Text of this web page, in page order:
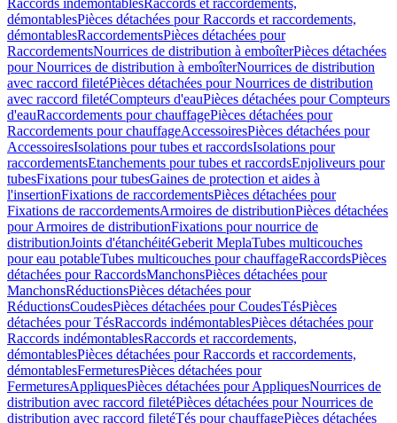
Raccords indémontablesRaccords et raccordements,
démontablesPièces détachées pour Raccords et raccordements,
démontablesRaccordementsPièces détachées pour
RaccordementsNourrices de distribution à emboîterPièces détachées
pour Nourrices de distribution à emboîterNourrices de distribution
avec raccord filetéPièces détachées pour Nourrices de distribution
avec raccord filetéCompteurs d'eauPièces détachées pour Compteurs
d'eauRaccordements pour chauffagePièces détachées pour
Raccordements pour chauffageAccessoiresPièces détachées pour
AccessoiresIsolations pour tubes et raccordsIsolations pour
raccordementsEtanchements pour tubes et raccordsEnjoliveurs pour
tubesFixations pour tubesGaines de protection et aides à
l'insertionFixations de raccordementsPièces détachées pour
Fixations de raccordementsArmoires de distributionPièces détachées
pour Armoires de distributionFixations pour nourrice de
distributionJoints d'étanchéitéGeberit MeplaTubes multicouches
pour eau potableTubes multicouches pour chauffageRaccordsPièces
détachées pour RaccordsManchonsPièces détachées pour
ManchonsRéductionsPièces détachées pour
RéductionsCoudesPièces détachées pour CoudesTésPièces
détachées pour TésRaccords indémontablesPièces détachées pour
Raccords indémontablesRaccords et raccordements,
démontablesPièces détachées pour Raccords et raccordements,
démontablesFermeturesPièces détachées pour
FermeturesAppliquesPièces détachées pour AppliquesNourrices de
distribution avec raccord filetéPièces détachées pour Nourrices de
distribution avec raccord filetéTés pour chauffagePièces détachées